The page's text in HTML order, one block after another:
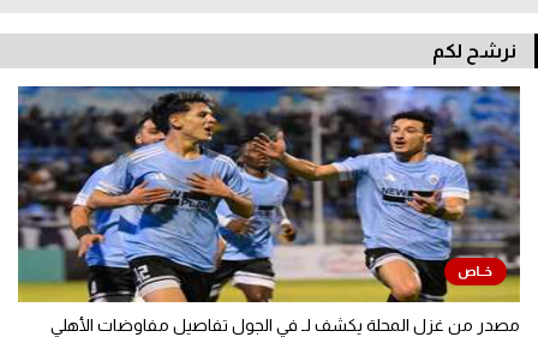
نرشح لكم
مصدر من غزل المحلة يكشف لـ في الجول تفاصيل مفاوضات الأهلي